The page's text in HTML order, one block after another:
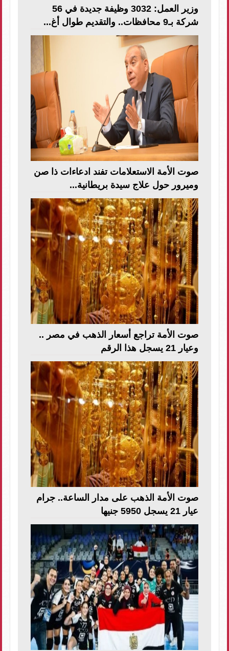
وزير العمل: 3032 وظيفة جديدة في 56
شركة بـ9 محافظات.. والتقديم طوال أغ...
صوت الأمة الاستعلامات تفند ادعاءات ذا صن
وميرور حول علاج سيدة بريطانية...
صوت الأمة تراجع أسعار الذهب في مصر ..
وعيار 21 يسجل هذا الرقم
صوت الأمة الذهب على مدار الساعة.. جرام
عيار 21 يسجل 5950 جنيها